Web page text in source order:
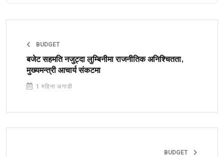
BUDGET
बजेट सहमति नजुट्दा लुम्बिनीमा राजनीतिक अनिश्चितता,
मुख्यमन्त्री आचार्य संकटमा
1 महिना अगाडी
BUDGET